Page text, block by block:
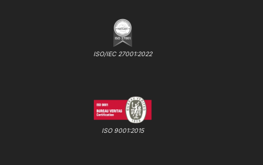
ISO/IEC 27001:2022
ISO 9001:2015